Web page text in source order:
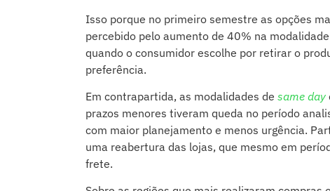
Isso porque no primeiro semestre as opções
percebido pelo aumento de 40% na
quando o consumidor escolhe por retirar o
preferência.
Em contrapartida, as modalidades de same day
prazos menores tiveram queda no período
com maior planejamento e menos urgência.
uma reabertura das lojas, que mesmo em
frete.